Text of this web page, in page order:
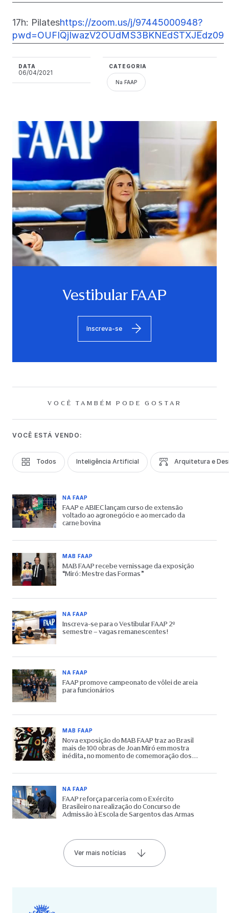
17h: Pilateshttps://zoom.us/j/97445000948?
pwd=OUFIQjIwazV2OUdMS3BKNEdSTXJEdz09
DATA
06/04/2021
CATEGORIA
Na FAAP
Vestibular FAAP
Inscreva-se
VOCÊ TAMBÉM PODE GOSTAR
VOCÊ ESTÁ VENDO:
Todos Inteligência Artificial Arquitetura e
NA FAAP
FAAP e ABIEC lançam curso de extensão
voltado ao agronegócio e ao mercado da
carne bovina
MAB FAAP
MAB FAAP recebe vernissage da exposição
“Miró: Mestre das Formas”
NA FAAP
Inscreva-se para o Vestibular FAAP 2º
semestre – vagas remanescentes!
NA FAAP
FAAP promove campeonato de vôlei de areia
para funcionários
MAB FAAP
Nova exposição do MAB FAAP traz ao Brasil
mais de 100 obras de Joan Miró em mostra
inédita, no momento de comemoração dos
NA FAAP
FAAP reforça parceria com o Exército
Brasileiro na realização do Concurso de
Admissão à Escola de Sargentos das Armas
Ver mais notícias